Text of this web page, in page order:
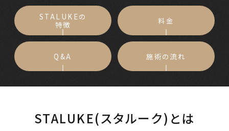
STALUKEの
特徴
料金
Q&A 施術の流れ
STALUKE(スタルーク)とは